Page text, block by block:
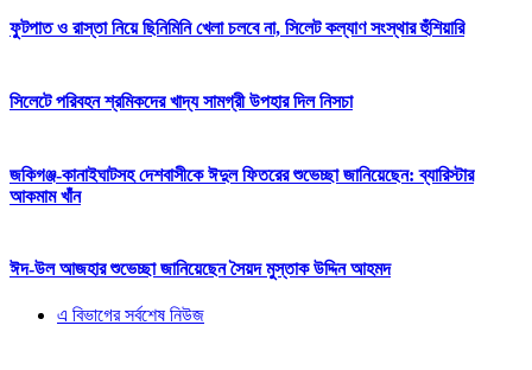
ফুটপাত ও রাস্তা নিয়ে ছিনিমিনি খেলা চলবে না, সিলেট কল্যাণ সংস্থার হুঁশিয়ারি
সিলেটে পরিবহন শ্রমিকদের খাদ্য সামগ্রী উপহার দিল নিসচা
জকিগঞ্জ-কানাইঘাটসহ দেশবাসীকে ঈদুল ফিতরের শুভেচ্ছা জানিয়েছেন: ব্যারিস্টার
আকমাম খাঁন
ঈদ-উল আজহার শুভেচ্ছা জানিয়েছেন সৈয়দ মুস্তাক উদ্দিন আহমদ
এ বিভাগের সর্বশেষ নিউজ